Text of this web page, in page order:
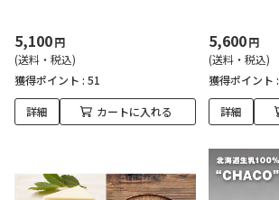
5,100円
(送料・税込)
獲得ポイント : 51
詳細 カートに入れる
5,600円
(送料・税込)
獲得ポイント :
詳細